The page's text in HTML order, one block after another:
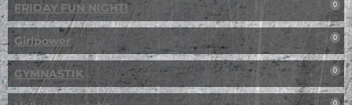
FRIDAY FUN NIGHT! 0
Girlpower 0
GYMNASTIK 0
0